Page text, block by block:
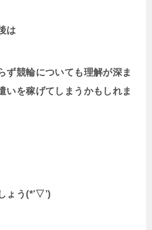
は
ず競輪についても理解が深ま
いを稼げてしまうかもしれま
ょう(*’▽’)